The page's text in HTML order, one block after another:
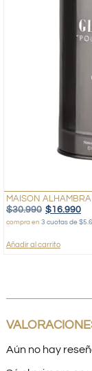
MAISON
$30.990 $16.990
compra en 3 cuotas de
Añadir al carrito
Aún no hay